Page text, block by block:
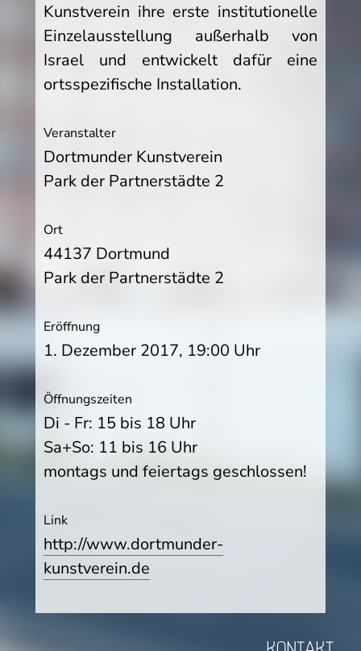
Kunstverein ihre erste institutionelle
Einzelausstellung außerhalb von
Israel und entwickelt dafür eine
ortsspezifische Installation.
Veranstalter
Dortmunder Kunstverein
Park der Partnerstädte 2
Ort
44137 Dortmund
Park der Partnerstädte 2
Eröffnung
1. Dezember 2017, 19:00 Uhr
Öffnungszeiten
Di - Fr: 15 bis 18 Uhr
Sa+So: 11 bis 16 Uhr
montags und feiertags geschlossen!
Link
http://www.dortmunder-
kunstverein.de